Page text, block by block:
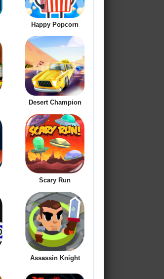
Happy Popcorn
Desert Champion
Scary Run
Assassin Knight